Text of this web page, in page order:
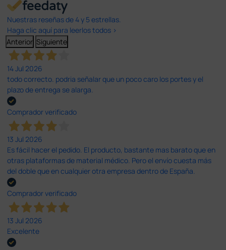
Nuestras reseñas de 4 y 5 estrellas.
Haga clic aquí para leerlos todos >
Anterior Siguiente
14 Jul 2026
todo correcto. podria señalar que un poco caro los portes y el
plazo de entrega se alarga.
Comprador verificado
13 Jul 2026
Es fácil hacer el pedido. El producto, bastante mas barato que en
otras plataformas de material médico. Pero el envío cuesta más
del doble que en cualquier otra empresa dentro de España.
Comprador verificado
13 Jul 2026
Excelente